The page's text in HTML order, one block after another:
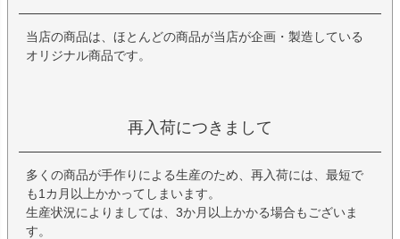
当店の商品は、ほとんどの商品が当店が企画・製造している
オリジナル商品です。
再入荷につきまして
多くの商品が手作りによる生産のため、再入荷には、最短で
も1カ月以上かかってしまいます。
生産状況によりましては、3か月以上かかる場合もございま
す。